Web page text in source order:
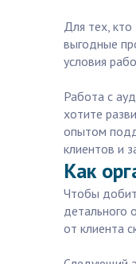
Для тех,
выгодные
условия
Работа с
хотите
опытом
клиентов и
Как
Чтобы
детального
от клиента